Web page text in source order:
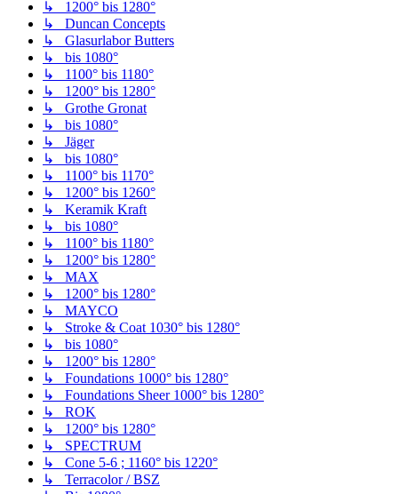
↳ 1200° bis 1280°
↳ Duncan Concepts
↳ Glasurlabor Butters
↳ bis 1080°
↳ 1100° bis 1180°
↳ 1200° bis 1280°
↳ Grothe Gronat
↳ bis 1080°
↳ Jäger
↳ bis 1080°
↳ 1100° bis 1170°
↳ 1200° bis 1260°
↳ Keramik Kraft
↳ bis 1080°
↳ 1100° bis 1180°
↳ 1200° bis 1280°
↳ MAX
↳ 1200° bis 1280°
↳ MAYCO
↳ Stroke & Coat 1030° bis 1280°
↳ bis 1080°
↳ 1200° bis 1280°
↳ Foundations 1000° bis 1280°
↳ Foundations Sheer 1000° bis 1280°
↳ ROK
↳ 1200° bis 1280°
↳ SPECTRUM
↳ Cone 5-6 ; 1160° bis 1220°
↳ Terracolor / BSZ